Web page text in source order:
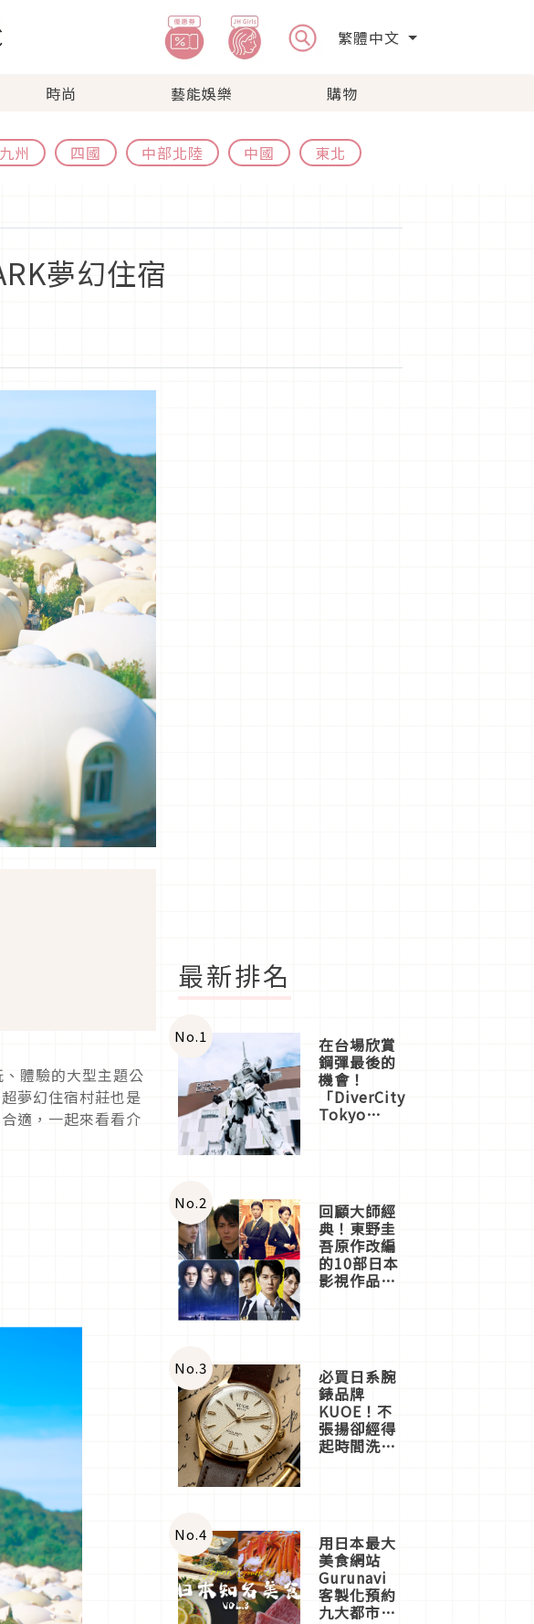
繁體中文
時尚 藝能娛樂 購物
九州 四國 中部北陸 中國 東北
夢幻住宿
體驗的大型主題公
夢幻住宿村莊也是
適，一起來看看介
最新排名
No.1 在台場欣賞
鋼彈最後的
機會！
「DiverCity
Tokyo
體驗
No.2 回顧大師經
典！東野圭
吾原作改編
的10部日本
影視作品推
No.3 必買日系腕
錶品牌
KUOE！不
張揚卻經得
起時間洗鍊
No.4 用日本最大
美食網站
Gurunavi
客製化預約
九大都市餐